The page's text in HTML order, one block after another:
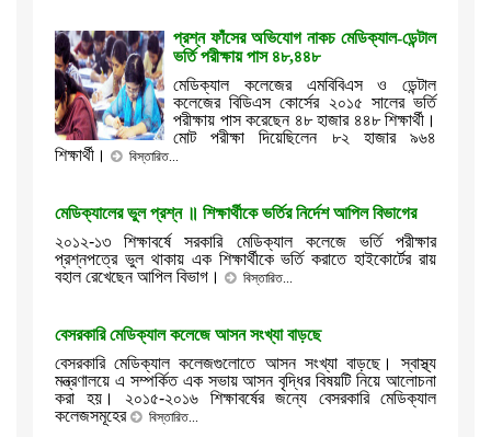
প্রশ্ন ফাঁসের অভিযোগ নাকচ মেডিক্যাল-ডেন্টাল
ভর্তি পরীক্ষায় পাস ৪৮,৪৪৮
মেডিক্যাল কলেজের এমবিবিএস ও ডেন্টাল
কলেজের বিডিএস কোর্সের ২০১৫ সালের ভর্তি
পরীক্ষায় পাস করেছেন ৪৮ হাজার ৪৪৮ শিক্ষার্থী।
মোট পরীক্ষা দিয়েছিলেন ৮২ হাজার ৯৬৪
শিক্ষার্থী।
বিস্তারিত...
মেডিক্যালের ভুল প্রশ্ন ॥ শিক্ষার্থীকে ভর্তির নির্দেশ আপিল বিভাগের
২০১২-১৩ শিক্ষাবর্ষে সরকারি মেডিক্যাল কলেজে ভর্তি পরীক্ষার
প্রশ্নপত্রে ভুল থাকায় এক শিক্ষার্থীকে ভর্তি করাতে হাইকোর্টের রায়
বহাল রেখেছেন আপিল বিভাগ।
বিস্তারিত...
বেসরকারি মেডিক্যাল কলেজে আসন সংখ্যা বাড়ছে
বেসরকারি মেডিক্যাল কলেজগুলোতে আসন সংখ্যা বাড়ছে। স্বাস্থ্য
মন্ত্রণালয়ে এ সম্পর্কিত এক সভায় আসন বৃদ্ধির বিষয়টি নিয়ে আলোচনা
করা হয়। ২০১৫-২০১৬ শিক্ষাবর্ষের জন্যে বেসরকারি মেডিক্যাল
কলেজসমূহের
বিস্তারিত...